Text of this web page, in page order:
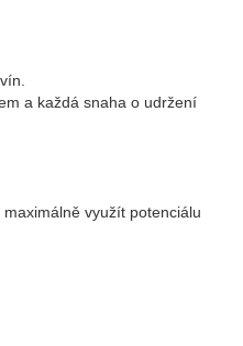
a každá snaha o udržení
využít potenciálu